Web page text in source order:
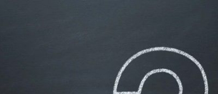
Découvrir